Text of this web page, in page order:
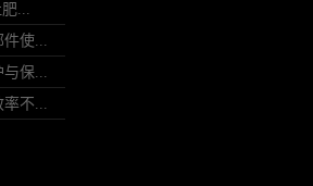
...
件使...
与保...
率不...